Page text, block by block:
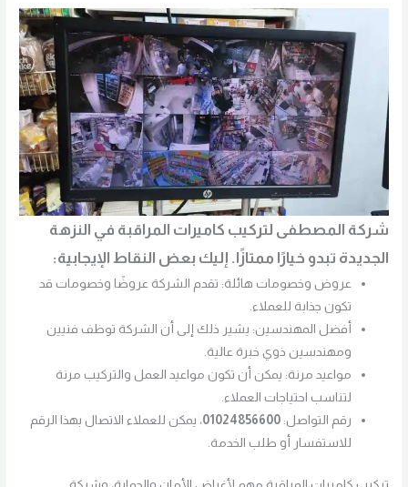
شركة المصطفى لتركيب كاميرات المراقبة في النزهة
الجديدة تبدو خيارًا ممتازًا. إليك بعض النقاط الإيجابية:
عروض وخصومات هائلة: تقدم الشركة عروضًا وخصومات قد
تكون جذابة للعملاء.
أفضل المهندسين: يشير ذلك إلى أن الشركة توظف فنيين
ومهندسين ذوي خبرة عالية.
مواعيد مرنة: يمكن أن تكون مواعيد العمل والتركيب مرنة
لتناسب احتياجات العملاء.
رقم التواصل:01024856600، يمكن للعملاء الاتصال بهذا الرقم
للاستفسار أو طلب الخدمة.